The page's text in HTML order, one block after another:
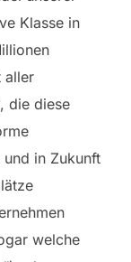
Klasse in
aller
die diese
in Zukunft
welche